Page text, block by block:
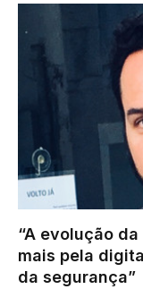
“A evolução
mais pela
da segurança”